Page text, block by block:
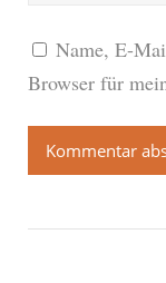
Name, E-
Browser für